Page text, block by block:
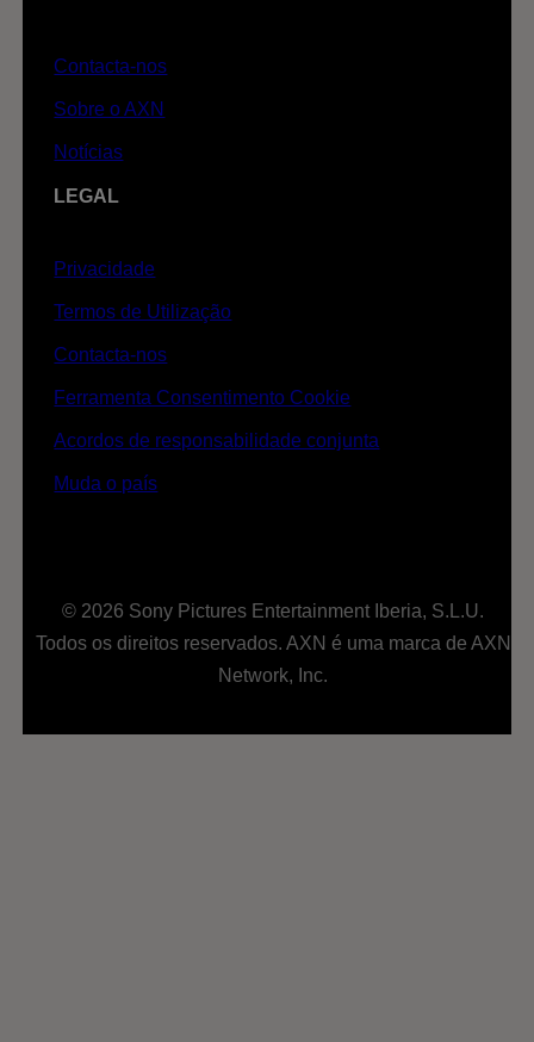
Contacta-nos
Sobre o AXN
Notícias
LEGAL
Privacidade
Termos de Utilização
Contacta-nos
Ferramenta Consentimento Cookie
Acordos de responsabilidade conjunta
Muda o país
© 2026 Sony Pictures Entertainment Iberia, S.L.U.
Todos os direitos reservados. AXN é uma marca de AXN
Network, Inc.